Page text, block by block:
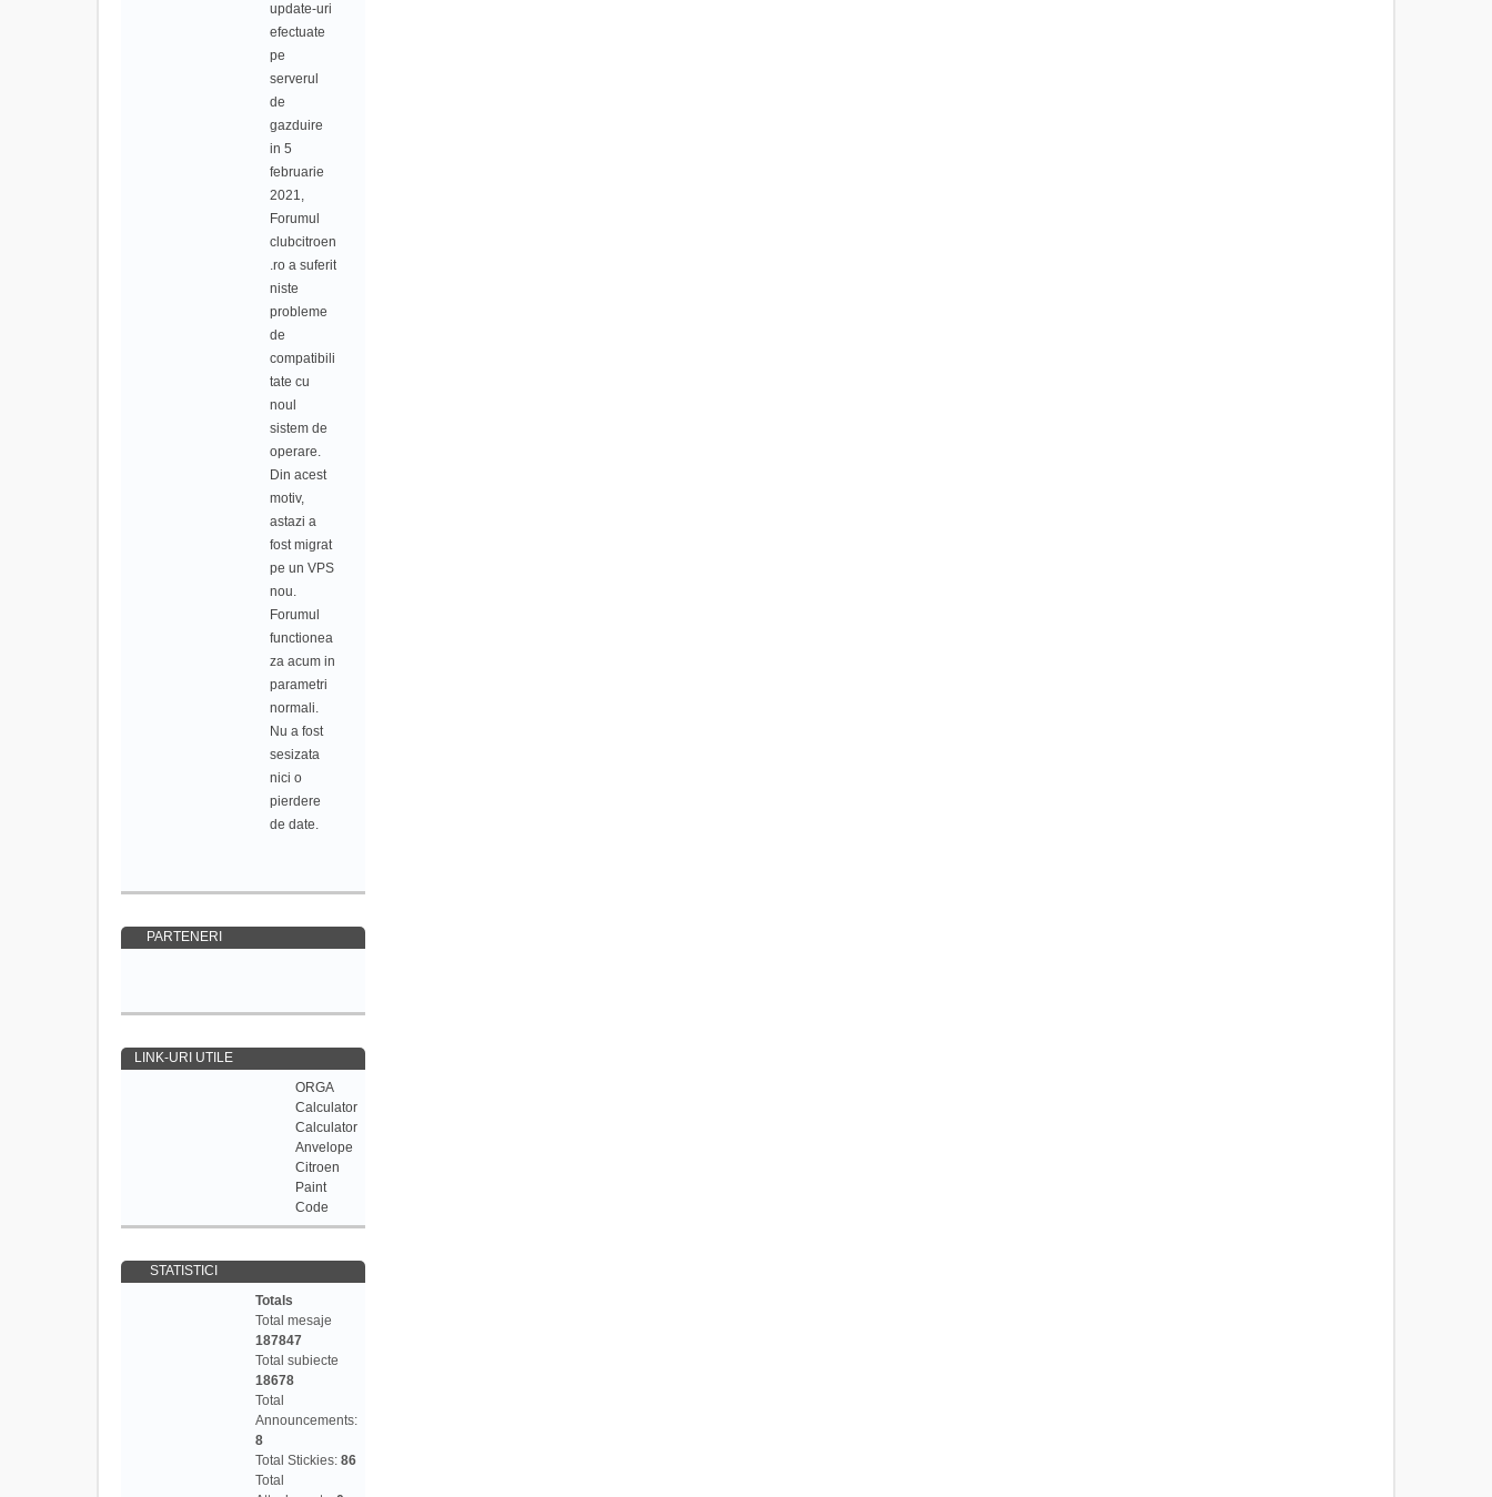
update-uri
efectuate
pe
serverul
de
gazduire
in 5
februarie
2021,
Forumul
clubcitroen
.ro a suferit
niste
probleme
de
compatibili
tate cu
noul
sistem de
operare.
Din acest
motiv,
astazi a
fost migrat
pe un VPS
nou.
Forumul
functionea
za acum in
parametri
normali.
Nu a fost
sesizata
nici o
pierdere
de date.
PARTENERI
LINK-URI UTILE
ORGA
Calculator
Calculator
Anvelope
Citroen
Paint
Code
STATISTICI
Totals
Total mesaje
187847
Total subiecte
18678
Total
Announcements:
8
Total Stickies: 86
Total